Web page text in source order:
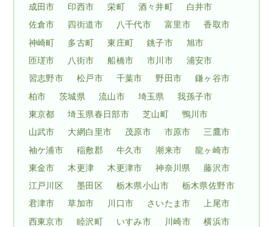
成田市 印西市 栄町 酒々井町
白井市
佐倉市
四街道市 八千代市 富里市
香取市
神崎町
多古町 東庄町 銚子市
旭市
匝瑳市
八街市 船橋市 市川市
浦安市
習志野市
松戸市 千葉市 野田市
鎌ヶ谷市
柏市
茨城県 流山市 埼玉県
我孫子市
東京都
埼玉県春日部市 芝山町
鴨川市
山武市
大網白里市 茂原市 市原市
三鷹市
袖ケ浦市
稲敷郡 牛久市 潮来市
龍ヶ崎市
東金市
木更津 木更津市 神奈川県
藤沢市
江戸川区
墨田区 栃木県小山市
栃木県佐野市
君津市
草加市 川口市 さいたま市
上尾市
西東京市
睦沢町 いすみ市 川崎市
横浜市